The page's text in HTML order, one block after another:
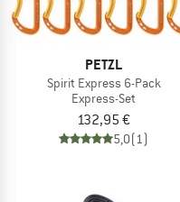
PETZL
Spirit Express 6-Pack
Express-Set
132,95 €
5,0(1)